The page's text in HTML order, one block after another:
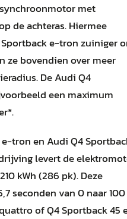
met
de achteras. Hiermee
e-tron zuiniger
ze bovendien over meer
De Audi Q4
een maximum
tron en Audi Q4
levert de
kWh (286 pk). Deze
seconden van 0 naar 100
of Q4 Sportback 45